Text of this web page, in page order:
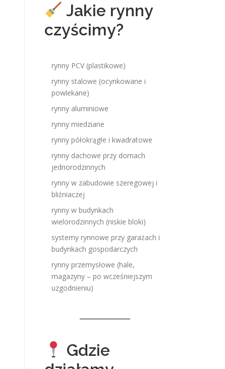
Jakie rynny
czyścimy?
rynny PCV (plastikowe)
rynny stalowe (ocynkowane i
powlekane)
rynny aluminiowe
rynny miedziane
rynny półokrągłe i kwadratowe
rynny dachowe przy domach
jednorodzinnych
rynny w zabudowie szeregowej i
bliźniaczej
rynny w budynkach
wielorodzinnych (niskie bloki)
systemy rynnowe przy garażach i
budynkach gospodarczych
rynny przemysłowe (hale,
magazyny – po wcześniejszym
uzgodnieniu)
Gdzie